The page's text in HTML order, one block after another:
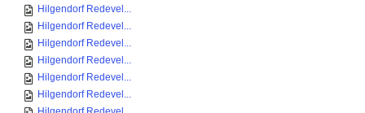
Hilgendorf Redevel...
Hilgendorf Redevel...
Hilgendorf Redevel...
Hilgendorf Redevel...
Hilgendorf Redevel...
Hilgendorf Redevel...